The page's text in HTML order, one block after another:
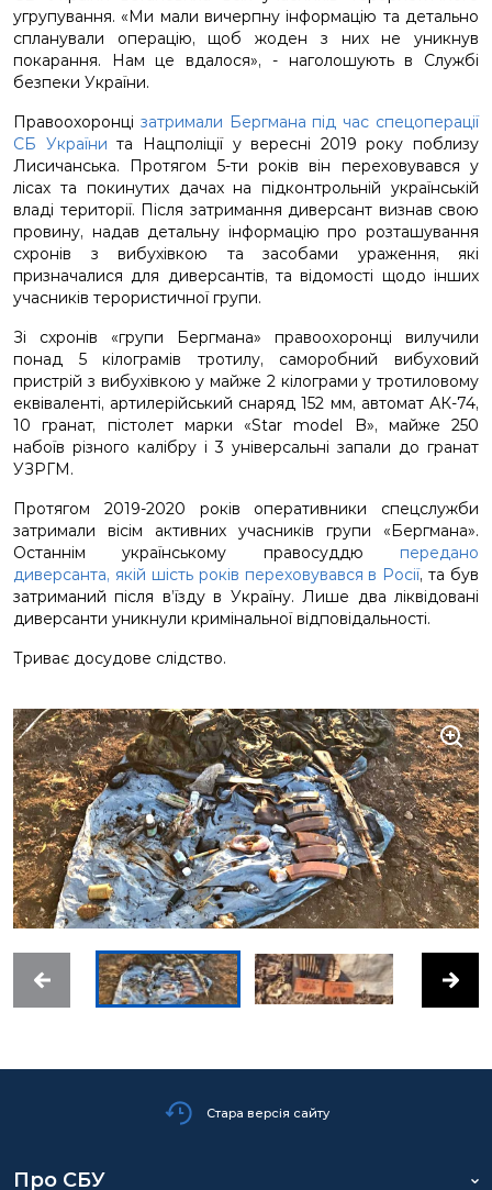
угрупування. «Ми мали вичерпну інформацію та детально
спланували операцію, щоб жоден з них не уникнув
покарання. Нам це вдалося», - наголошують в Службі
безпеки України.
Правоохоронці затримали Бергмана під час спецоперації
СБ України та Нацполіції у вересні 2019 року поблизу
Лисичанська. Протягом 5-ти років він переховувався у
лісах та покинутих дачах на підконтрольній українській
владі території. Після затримання диверсант визнав свою
провину, надав детальну інформацію про розташування
схронів з вибухівкою та засобами ураження, які
призначалися для диверсантів, та відомості щодо інших
учасників терористичної групи.
Зі схронів «групи Бергмана» правоохоронці вилучили
понад 5 кілограмів тротилу, саморобний вибуховий
пристрій з вибухівкою у майже 2 кілограми у тротиловому
еквіваленті, артилерійський снаряд 152 мм, автомат АК-74,
10 гранат, пістолет марки «Star model B», майже 250
набоїв різного калібру і 3 універсальні запали до гранат
УЗРГМ.
Протягом 2019-2020 років оперативники спецслужби
затримали вісім активних учасників групи «Бергмана».
Останнім українському правосуддю передано
диверсанта, якій шість років переховувався в Росії, та був
затриманий після в’їзду в Україну. Лише два ліквідовані
диверсанти уникнули кримінальної відповідальності.
Триває досудове слідство.
Стара версія сайту
Про СБУ